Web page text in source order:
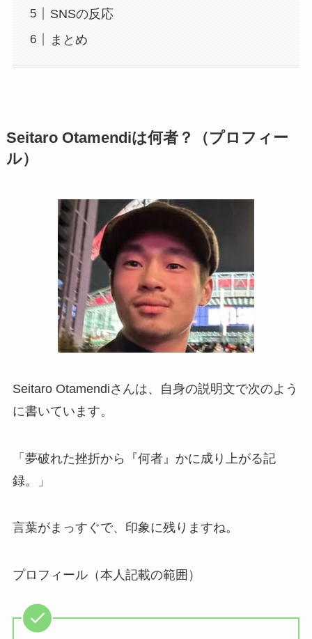
SNSの反応
まとめ
Seitaro Otamendiは何者？（プロフィー
ル）
Seitaro Otamendiさんは、自身の説明文で次のよう
に書いています。
「夢破れた挫折から『何者』かに成り上がる記
録。」
言葉がまっすぐで、印象に残りますね。
プロフィール（本人記載の範囲）